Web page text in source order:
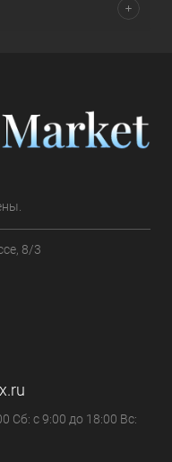
8/3
Сб: с 9:00 до 18:00 Вс: